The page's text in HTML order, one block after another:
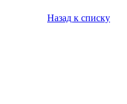
Назад к списку